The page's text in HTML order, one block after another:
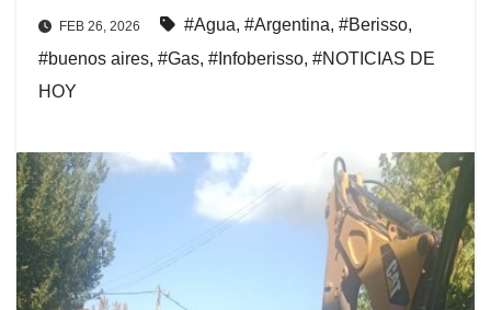
FEB 26, 2026 #Agua, #Argentina, #Berisso,
#buenos aires, #Gas, #Infoberisso, #NOTICIAS DE
HOY